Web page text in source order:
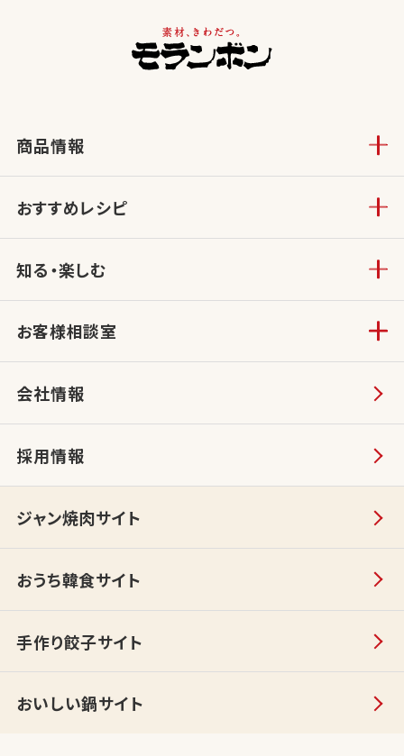
商品情報
おすすめレシピ
知る・楽しむ
お客様相談室
会社情報
採用情報
ジャン焼肉サイト
おうち韓食サイト
手作り餃子サイト
おいしい鍋サイト